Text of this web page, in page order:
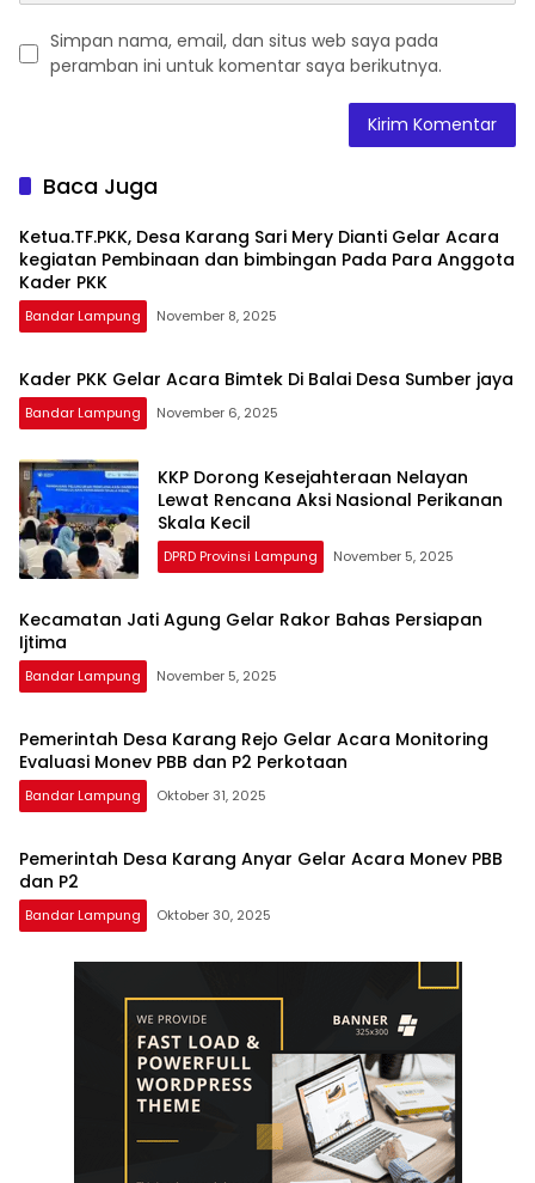
Simpan nama, email, dan situs web saya pada
peramban ini untuk komentar saya berikutnya.
Baca Juga
Ketua.TF.PKK, Desa Karang Sari Mery Dianti Gelar Acara
kegiatan Pembinaan dan bimbingan Pada Para Anggota
Kader PKK
Bandar Lampung November 8, 2025
Kader PKK Gelar Acara Bimtek Di Balai Desa Sumber jaya
Bandar Lampung November 6, 2025
KKP Dorong Kesejahteraan Nelayan
Lewat Rencana Aksi Nasional Perikanan
Skala Kecil
DPRD Provinsi Lampung November 5, 2025
Kecamatan Jati Agung Gelar Rakor Bahas Persiapan
Ijtima
Bandar Lampung November 5, 2025
Pemerintah Desa Karang Rejo Gelar Acara Monitoring
Evaluasi Monev PBB dan P2 Perkotaan
Bandar Lampung Oktober 31, 2025
Pemerintah Desa Karang Anyar Gelar Acara Monev PBB
dan P2
Bandar Lampung Oktober 30, 2025